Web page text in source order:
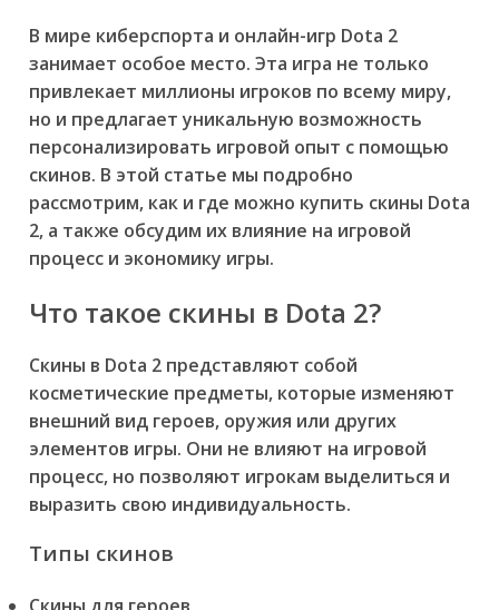
В мире киберспорта и онлайн-игр Dota 2
занимает особое место. Эта игра не только
привлекает миллионы игроков по всему миру,
но и предлагает уникальную возможность
персонализировать игровой опыт с помощью
скинов. В этой статье мы подробно
рассмотрим, как и где можно купить скины Dota
2, а также обсудим их влияние на игровой
процесс и экономику игры.
Что такое скины в Dota 2?
Скины в Dota 2 представляют собой
косметические предметы, которые изменяют
внешний вид героев, оружия или других
элементов игры. Они не влияют на игровой
процесс, но позволяют игрокам выделиться и
выразить свою индивидуальность.
Типы скинов